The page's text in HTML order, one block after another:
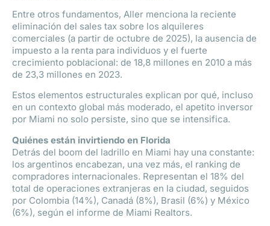
Entre otros fundamentos, Aller menciona la reciente
eliminación del sales tax sobre los alquileres
comerciales (a partir de octubre de 2025), la ausencia de
impuesto a la renta para individuos y el fuerte
crecimiento poblacional: de 18,8 millones en 2010 a más
de 23,3 millones en 2023.
Estos elementos estructurales explican por qué, incluso
en un contexto global más moderado, el apetito inversor
por Miami no solo persiste, sino que se intensifica.
Quiénes están invirtiendo en Florida
Detrás del boom del ladrillo en Miami hay una constante:
los argentinos encabezan, una vez más, el ranking de
compradores internacionales. Representan el 18% del
total de operaciones extranjeras en la ciudad, seguidos
por Colombia (14%), Canadá (8%), Brasil (6%) y México
(6%), según el informe de Miami Realtors.